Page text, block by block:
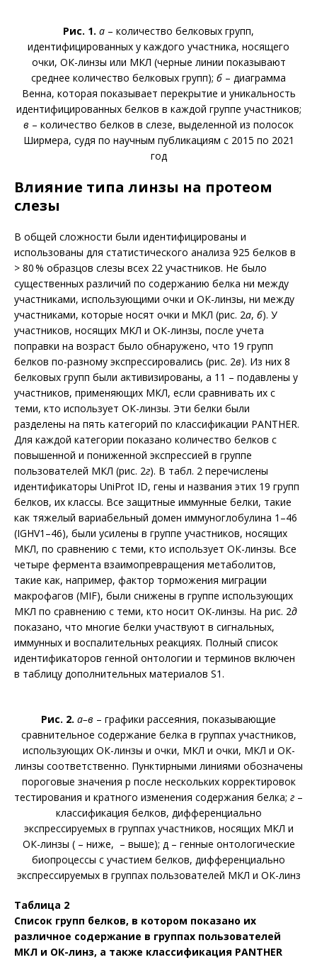
Рис. 1. а – количество белковых групп,
идентифицированных у каждого участника, носящего
очки, ОК-линзы или МКЛ (черные линии показывают
среднее количество белковых групп); б – диаграмма
Венна, которая показывает перекрытие и уникальность
идентифицированных белков в каж­дой группе участников;
в – количество белков в слезе, выделенной из полосок
Ширмера, судя по научным публикациям с 2015 по 2021
год
Влияние типа линзы на протеом
слезы
В общей сложности были идентифицированы и
использованы для статистического анализа 925 белков в
> 80 % образцов слезы всех 22 участников. Не было
существенных различий по содержанию белка ни между
участниками, использующими очки и ОК-линзы, ни между
участниками, которые носят очки и МКЛ (рис. 2а, б). У
участников, носящих МКЛ и ОК-линзы, после учета
поправки на возраст было обнаружено, что 19 групп
белков по-разному экспрессировались (рис. 2в). Из них 8
белковых групп были активизированы, а 11 – подавлены у
участников, применяющих МКЛ, если сравнивать их с
теми, кто использует ОК-линзы. Эти белки были
разделены на пять категорий по классификации PANTHER.
Для каждой категории показано количество белков с
повышенной и пониженной экспрессией в группе
пользователей МКЛ (рис. 2г). В табл. 2 перечис­лены
идентификаторы UniProt ID, гены и названия этих 19 групп
белков, их классы. Все защитные иммунные белки, такие
как тяжелый вариабельный домен иммуноглобулина 1–46
(IGHV1–46), были усилены в группе участников, носящих
МКЛ, по сравнению с теми, кто использует ОК-линзы. Все
четыре фермента взаимопревращения метаболитов,
такие как, например, фактор торможения миграции
макрофагов (MIF), были снижены в группе использующих
МКЛ по сравнению с теми, кто носит ОК-линзы. На рис. 2д
показано, что многие белки участвуют в сигнальных,
иммунных и воспалительных реакциях. Полный список
идентификаторов генной онтологии и терминов включен
в таблицу дополнительных материалов S1.
Рис. 2. а–в – графики рассеяния, показывающие
сравнительное содержание белка в группах участников,
использующих ОК-линзы и очки, МКЛ и очки, МКЛ и ОК-
линзы соответственно. Пунктирными линиями обозначены
пороговые значения p после нескольких корректировок
тестирования и кратного изменения содержания белка; г –
классификация белков, дифференциально
экспрессируемых в группах участников, носящих МКЛ и
ОК-линзы (– ниже, – выше); д – генные онтологические
биопроцессы с участием белков, дифференциально
экспрессируемых в группах пользователей МКЛ и ОК-линз
Таблица 2
Список групп белков, в котором показано их
различное содержание в группах пользователей
МКЛ и ОК-линз, а также классификация PANTHER